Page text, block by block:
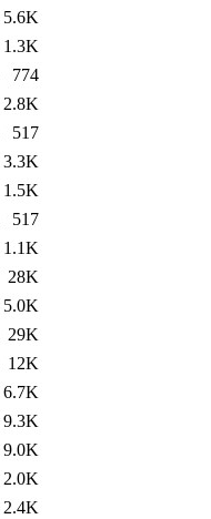
5.6K
1.3K
774
2.8K
517
3.3K
1.5K
517
1.1K
28K
5.0K
29K
12K
6.7K
9.3K
9.0K
2.0K
2.4K